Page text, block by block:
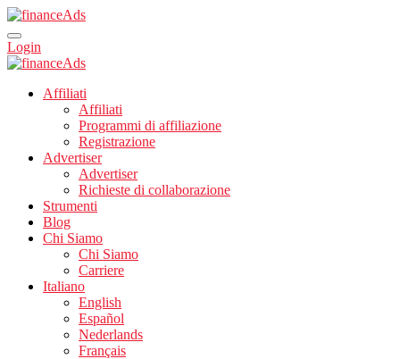
Login
Affiliati
Affiliati
Programmi di affiliazione
Registrazione
Advertiser
Advertiser
Richieste di collaborazione
Strumenti
Blog
Chi Siamo
Chi Siamo
Carriere
Italiano
English
Español
Nederlands
Français